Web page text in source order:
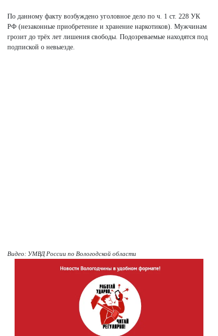
По данному факту возбуждено уголовное дело по ч. 1 ст. 228 УК
РФ (незаконные приобретение и хранение наркотиков). Мужчинам
грозит до трёх лет лишения свободы. Подозреваемые находятся под
подпиской о невыезде.
Видео: УМВД России по Вологодской области